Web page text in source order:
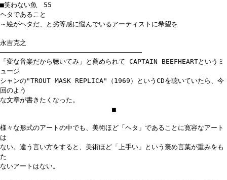
■笑わない魚 55
ヘタであること
～絵がヘタだ、と劣等感に悩んでいるアーティストに希望を
永吉克之
───────────────────────────────────
「変な音楽だから聴いてみ」と薦められて CAPTAIN BEEFHEARTというミ
ュージ
シャンの"TROUT MASK REPLICA"（1969）というCDを聴いていたら、今
回のよう
な文章が書きたくなった。
■
様々な形式のアートの中でも、美術ほど「ヘタ」であることに寛容なアート
は
ない。違う言い方をすると、美術ほど「上手い」という褒め言葉が重みをも
た
ないアートはない。